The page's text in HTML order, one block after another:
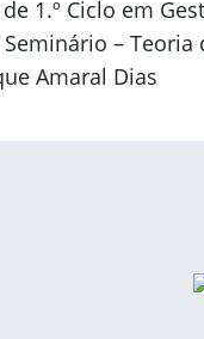
1.º Ciclo em
– Teoria
Amaral Dias